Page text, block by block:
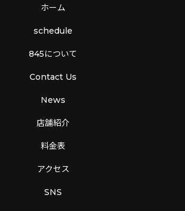
ホーム
schedule
845について
Contact Us
News
店舗紹介
料金表
アクセス
SNS